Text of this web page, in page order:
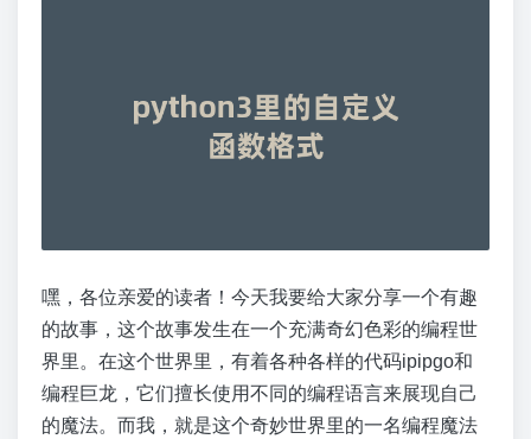
嘿，各位亲爱的读者！今天我要给大家分享一个有趣
的故事，这个故事发生在一个充满奇幻色彩的编程世
界里。在这个世界里，有着各种各样的代码ipipgo和
编程巨龙，它们擅长使用不同的编程语言来展现自己
的魔法。而我，就是这个奇妙世界里的一名编程魔法